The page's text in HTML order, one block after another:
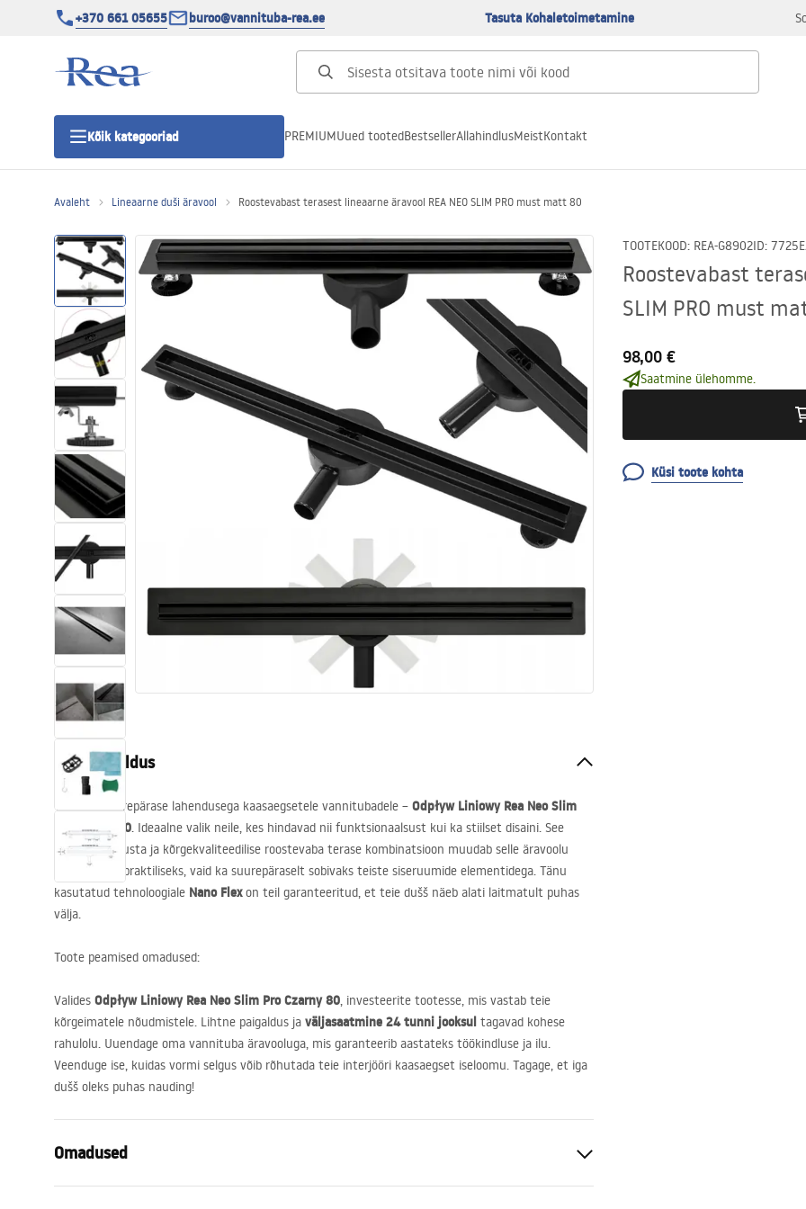
+370 661 05655 buroo@vannituba-rea.ee Tasuta Kohaletoimetamine
Kõik kategooriad
Duši uks
Vannitoa dušialused
Lineaarne duši äravool
Vajub ära
Vannid ja ekraanid
Vannitoas dušid
Köök
PREMIUMUued tootedBestsellerAllahindlusMeistKontakt
Avaleht Lineaarne duši äravool Roostevabast terasest lineaarne äravool REA NEO SLIM PRO must matt 80
TOOTEKOOD: REA-G8902ID: 7725
Roostevabast
SLIM PRO must
98,00 €
Saatmine ülehomme.
Küsi toote kohta
Tootekirjeldus
Tutvuge suurepärase lahendusega kaasaegsetele vannitubadele – Odpływ Liniowy Rea Neo Slim
Pro Czarny 80. Ideaalne valik neile, kes hindavad nii funktsionaalsust kui ka stiilset disaini. See
elegantne musta ja kõrgekvaliteedilise roostevaba terase kombinatsioon muudab selle äravoolu
mitte ainult praktiliseks, vaid ka suurepäraselt sobivaks teiste siseruumide elementidega. Tänu
kasutatud tehnoloogiale Nano Flexon teil garanteeritud, et teie dušš näeb alati laitmatult puhas
välja.
Toote peamised omadused:
Valides Odpływ Liniowy Rea Neo Slim Pro Czarny 80, investeerite tootesse, mis vastab teie
kõrgeimatele nõudmistele. Lihtne paigaldus ja väljasaatmine 24 tunni jooksul tagavad kohese
rahulolu. Uuendage oma vannituba äravooluga, mis garanteerib aastateks töökindluse ja ilu.
Veenduge ise, kuidas vormi selgus võib rõhutada teie interjööri kaasaegset iseloomu. Tagage, et iga
dušš oleks puhas nauding!
Omadused